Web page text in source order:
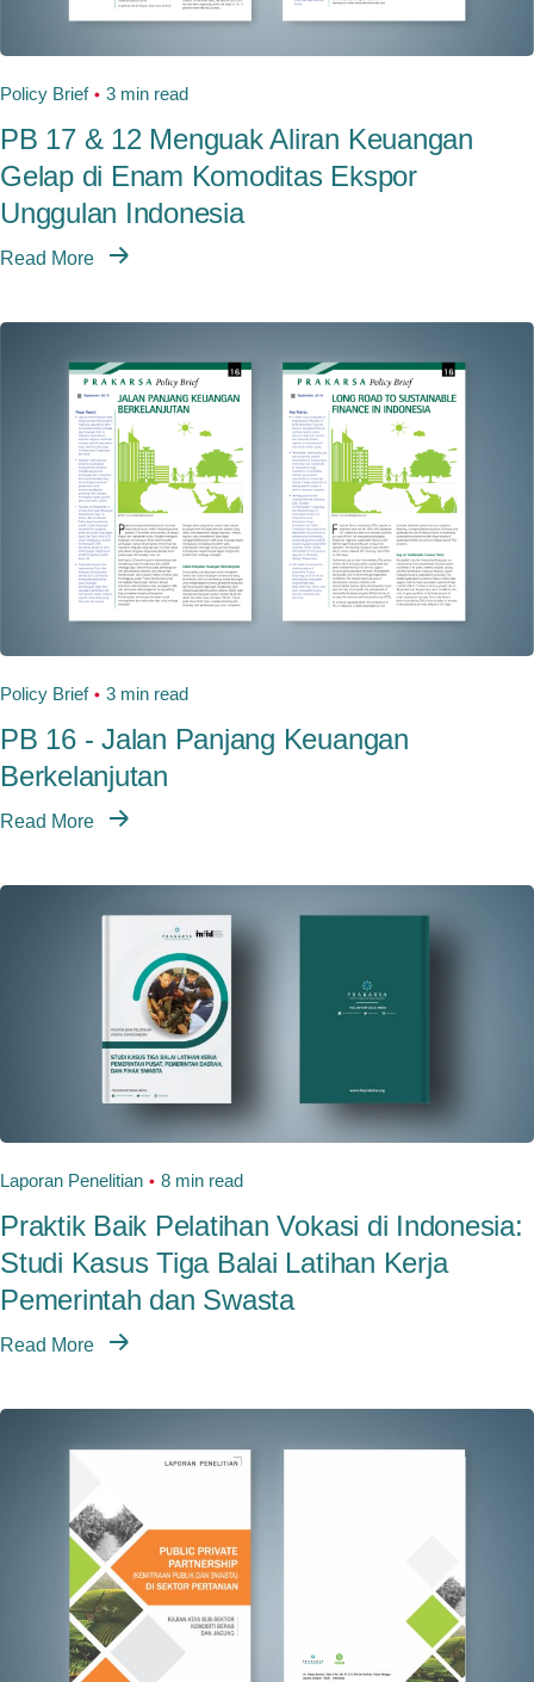
Policy Brief 3 min read
PB 17 & 12 Menguak Aliran Keuangan
Gelap di Enam Komoditas Ekspor
Unggulan Indonesia
Read More
Policy Brief 3 min read
PB 16 - Jalan Panjang Keuangan
Berkelanjutan
Read More
Laporan Penelitian 8 min read
Praktik Baik Pelatihan Vokasi di Indonesia:
Studi Kasus Tiga Balai Latihan Kerja
Pemerintah dan Swasta
Read More